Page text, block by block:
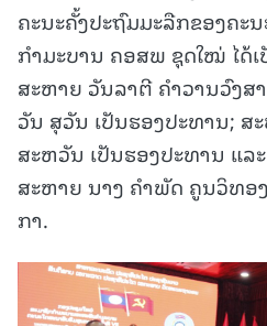
ຄະນະຄັ້ງປະຖົມມະລືກຂອງຄ
ກຳມະບານ ຄອສພ ຊຸດໃໝ່ ໄດ້ເ
ສະຫາຍ ວັນລາຕີ ຄໍາວານວົງສ
ວັນ ສຸວັນ ເປັນຮອງປະທານ; ສ
ສະຫວັນ ເປັນຮອງປະທານ ແລ
ສະຫາຍ ນາງ ຄໍາພັດ ຄູນວິທອ
ກາ.